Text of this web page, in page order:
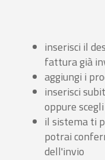
inserisci il
fattura già
aggiungi i
inserisci
oppure
il sistema ti
potrai
dell'invio